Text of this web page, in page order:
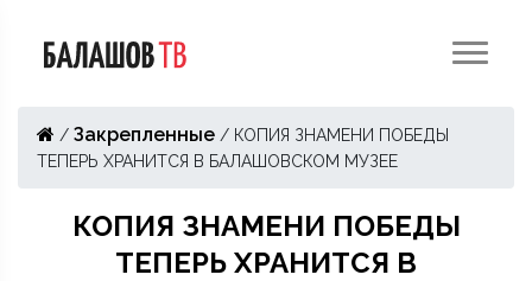
/ Закрепленные / КОПИЯ ЗНАМЕНИ ПОБЕДЫ
ТЕПЕРЬ ХРАНИТСЯ В БАЛАШОВСКОМ МУЗЕЕ
КОПИЯ ЗНАМЕНИ ПОБЕДЫ
ТЕПЕРЬ ХРАНИТСЯ В